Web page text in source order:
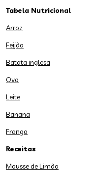
Tabela Nutricional
Arroz
Feijão
Batata inglesa
Ovo
Leite
Banana
Frango
Receitas
Mousse de Limão